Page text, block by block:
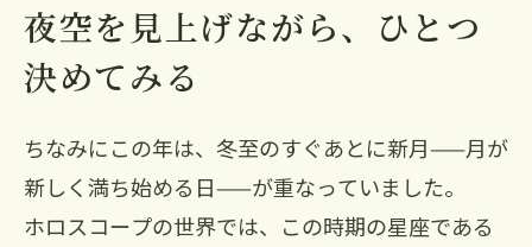
夜空を見上げながら、ひとつ
決めてみる
ちなみにこの年は、冬至のすぐあとに新月——月が
新しく満ち始める日——が重なっていました。
ホロスコープの世界では、この時期の星座である